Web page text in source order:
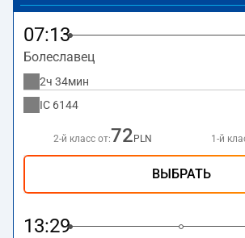
в пути. Поезд заканчивает маршрут на станции
Люблинец по адресу
Dworcowa, 42-
07:13
Болеславец
2ч 34мин
IC 6144
2-й класс от:72 PLN 1-й
ВЫБРАТЬ
13:29